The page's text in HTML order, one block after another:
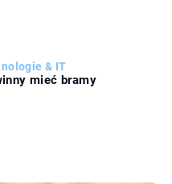
& IT
mieć bramy